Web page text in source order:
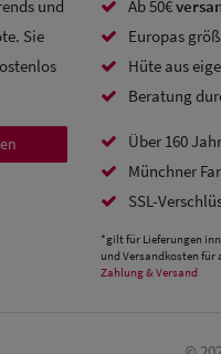
und
Sie
Ab 50€
Europas
Hüte aus
Beratung
Über 160
Münchner
SSL-
*gilt für Lieferungen
und Versandkosten für
Zahlung & Versand